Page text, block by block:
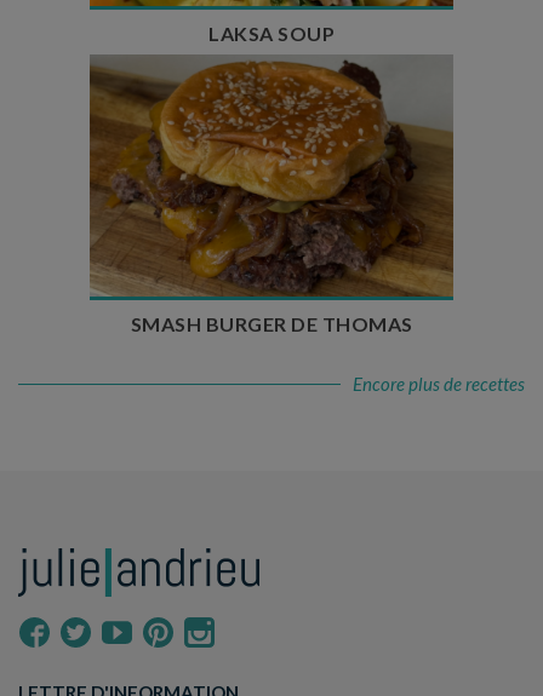
LAKSA SOUP
Temps de préparation : 20 min
Temps de cuisson : 5 à 10 min
Nombre de couverts : 4
SMASH BURGER DE THOMAS
Encore plus de recettes